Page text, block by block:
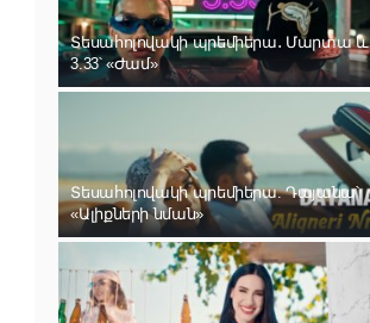
Տեսահոլովակի պրեմիերա․ Մարտա և
3.33՝ «Ժամ»
Տեսահոլովակի պրեմիերա. Դայանա՝
«Ալիքների նման»